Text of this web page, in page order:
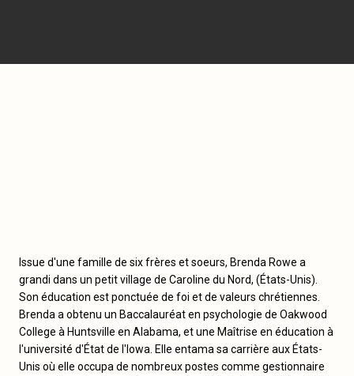
Issue d'une famille de six frères et soeurs, Brenda Rowe a
grandi dans un petit village de Caroline du Nord, (États-Unis).
Son éducation est ponctuée de foi et de valeurs chrétiennes.
Brenda a obtenu un Baccalauréat en psychologie de Oakwood
College à Huntsville en Alabama, et une Maîtrise en éducation à
l'université d'État de l'Iowa. Elle entama sa carrière aux États-
Unis où elle occupa de nombreux postes comme gestionnaire